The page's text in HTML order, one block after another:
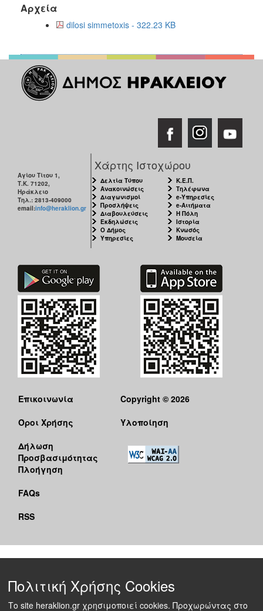
ΠΟΛΙΤΙΣΜΟΣ
ΑΝΘΕΚΤΙΚΗ
ΠΟΛΗ
Αρχεία
dilosi simmetoxis - 322.23 KB
Αγίου Τίτου 1,
Τ.Κ. 71202,
Ηράκλειο
Τηλ.: 2813-409000
email:info@heraklion.gr
Χάρτης Ιστοχώρου
Δελτία Τύπου
Ανακοινώσεις
Διαγωνισμοί
Προσλήψεις
Διαβουλεύσεις
Εκδηλώσεις
Ο Δήμος
Υπηρεσίες
Κ.Ε.Π.
Τηλέφωνα
e-Υπηρεσίες
e-Αιτήματα
Η Πόλη
Ιστορία
Κνωσός
Μουσεία
Επικοινωνία
Όροι Χρήσης
Δήλωση
Προσβασιμότητας
Πλοήγηση
FAQs
RSS
Copyright © 2026
Υλοποίηση
Πολιτική Χρήσης Cookies
Το site heraklion.gr χρησιμοποιεί cookies. Προχωρώντας στο